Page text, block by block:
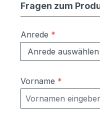
Fragen zum
Anrede *
Vorname *